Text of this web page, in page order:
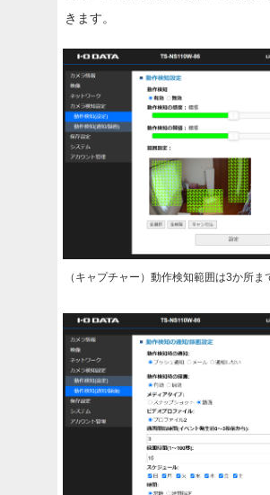
きます。
（キャプチャー）動作検知範囲は3か所ま